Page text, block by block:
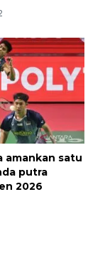
amankan satu
putra
2026